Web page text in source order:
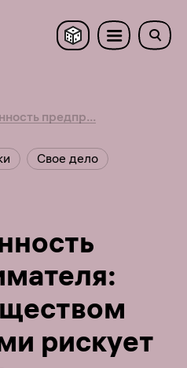
предпр...
Свое дело
рискует